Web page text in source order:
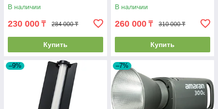
В наличии
230 000 ₸ 284 000 ₸
Купить
В наличии
260 000 ₸ 310 000 ₸
Купить
–9% –7%